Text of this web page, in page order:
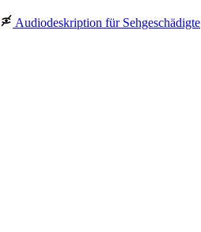
Audiodeskription für Sehgeschädigte